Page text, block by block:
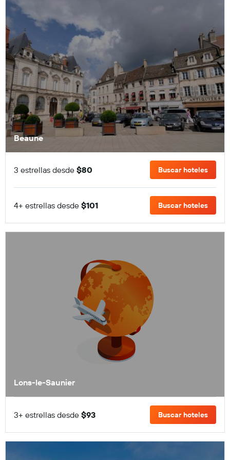
Beaune
3 estrellas desde $80 Buscar hoteles
4+ estrellas desde $101 Buscar hoteles
Lons-le-Saunier
3+ estrellas desde $93 Buscar hoteles